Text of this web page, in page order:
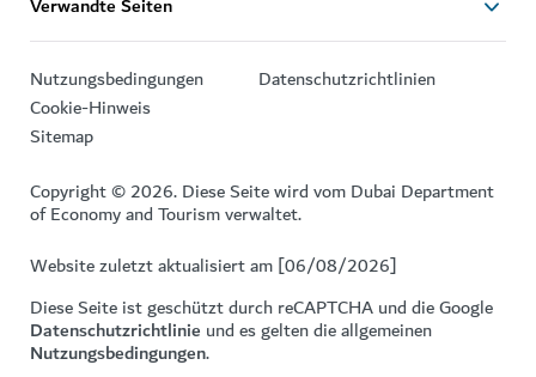
Nutzungsbedingungen
Datenschutzrichtlinien
Cookie-Hinweis
Sitemap
Copyright © 2026. Diese Seite wird vom Dubai Department
of Economy and Tourism verwaltet.
Website zuletzt aktualisiert am [06/08/2026]
Diese Seite ist geschützt durch reCAPTCHA und die Google
Datenschutzrichtlinie und es gelten die allgemeinen
Nutzungsbedingungen.